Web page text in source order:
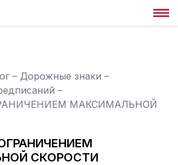
– Дорожные знаки –
–
МАКСИМАЛЬНОЙ
СКОРОСТИ